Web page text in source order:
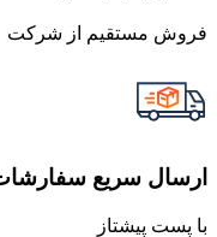
فروش مستقیم از شرکت
ارسال سریع
با پست پیشتاز